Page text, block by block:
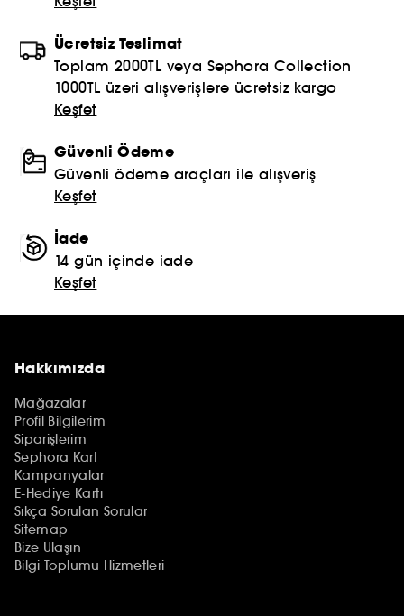
Ücretsiz Teslimat
Toplam 2000TL veya Sephora Collection
1000TL üzeri alışverişlere ücretsiz kargo
Keşfet
Güvenli Ödeme
Güvenli ödeme araçları ile alışveriş
Keşfet
İade
14 gün içinde iade
Keşfet
Hakkımızda
Mağazalar
Profil Bilgilerim
Siparişlerim
Sephora Kart
Kampanyalar
E-Hediye Kartı
Sıkça Sorulan Sorular
Sitemap
Bize Ulaşın
Bilgi Toplumu Hizmetleri